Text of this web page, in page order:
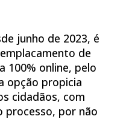
junho de 2023, é
de
100% online, pelo
opção propicia
cidadãos, com
processo, por não